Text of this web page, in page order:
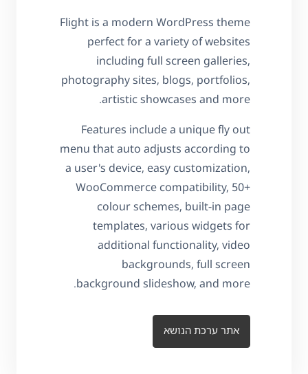
Flight is a modern WordPress theme
perfect for a variety of websites
including full screen galleries,
photography sites, blogs, portfolios,
artistic showcases and more.
Features include a unique fly out
menu that auto adjusts according to
a user's device, easy customization,
WooCommerce compatibility, 50+
colour schemes, built-in page
templates, various widgets for
additional functionality, video
backgrounds, full screen
background slideshow, and more.
אתר ערכת הנושא